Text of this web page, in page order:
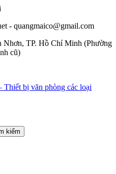
- quangmaico@gmail.com
Nhơn, TP. Hồ Chí Minh (Phường
cũ)
kiếm